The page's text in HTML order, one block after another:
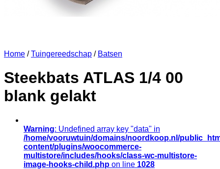
Home / Tuingereedschap / Batsen
Steekbats ATLAS 1/4 00
blank gelakt
Warning: Undefined array key "data" in
/home/vooruwtuin/domains/noordkoop.nl/
content/plugins/woocommerce-
multistore/includes/hooks/class-wc-multistore-
image-hooks-child.php on line 1028